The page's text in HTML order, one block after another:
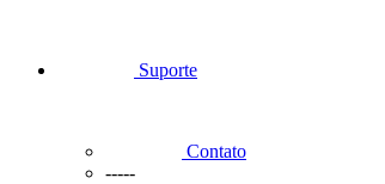
Suporte
Contato
-----